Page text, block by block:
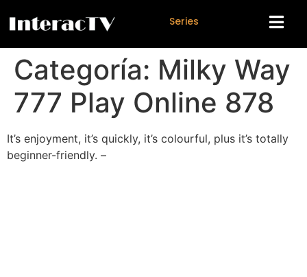
Series
Categoría: Milky Way
777 Play Online 878
It’s enjoyment, it’s quickly, it’s colourful, plus it’s totally
beginner-friendly. –